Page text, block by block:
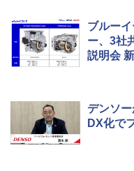
ブルー
ー、3社
説明会
デンソ
DX化で